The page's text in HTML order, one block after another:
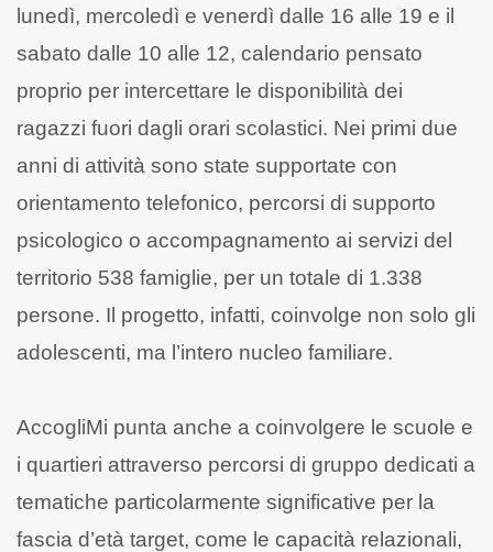
lunedì, mercoledì e venerdì dalle 16 alle 19 e il
sabato dalle 10 alle 12, calendario pensato
proprio per intercettare le disponibilità dei
ragazzi fuori dagli orari scolastici. Nei primi due
anni di attività sono state supportate con
orientamento telefonico, percorsi di supporto
psicologico o accompagnamento ai servizi del
territorio 538 famiglie, per un totale di 1.338
persone. Il progetto, infatti, coinvolge non solo gli
adolescenti, ma l’intero nucleo familiare.
AccogliMi punta anche a coinvolgere le scuole e
i quartieri attraverso percorsi di gruppo dedicati a
tematiche particolarmente significative per la
fascia d’età target, come le capacità relazionali,